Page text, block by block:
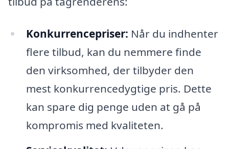
Konkurrencepriser: Når du indhenter
flere tilbud, kan du nemmere finde
den virksomhed, der tilbyder den
mest konkurrencedygtige pris. Dette
kan spare dig penge uden at gå på
kompromis med kvaliteten.